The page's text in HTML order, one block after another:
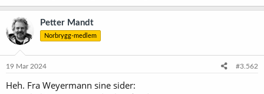
Petter Mandt
Norbrygg-medlem
19 Mar 2024 #3.562
Heh. Fra Weyermann sine sider: